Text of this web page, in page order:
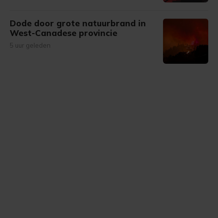
Dode door grote natuurbrand in
West-Canadese provincie
5 uur geleden